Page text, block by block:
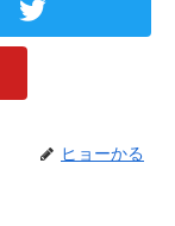
ヒョーかる